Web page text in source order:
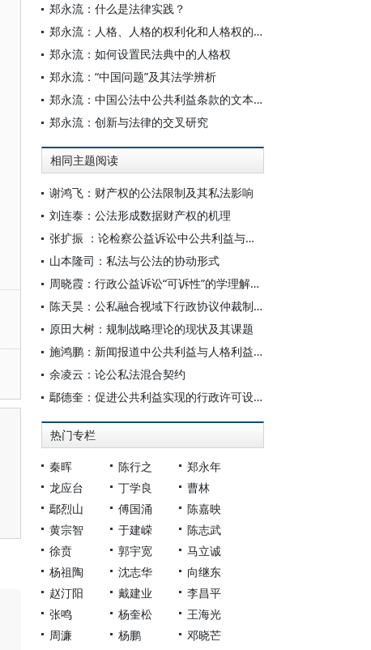
郑永流：什么是法律实践？
郑永流：人格、人格的权利化和人格权的制定法设置
郑永流：如何设置民法典中的人格权
郑永流：“中国问题”及其法学辨析
郑永流：中国公法中公共利益条款的文本描述和解释
郑永流：创新与法律的交叉研究
相同主题阅读
谢鸿飞：财产权的公法限制及其私法影响
刘连泰：公法形成数据财产权的机理
张扩振 ：论检察公益诉讼中公共利益与公民权利的协同保护
山本隆司：私法与公法的协动形式
周晓霞：行政公益诉讼“可诉性”的学理解读和实践应用
陈天昊：公私融合视域下行政协议仲裁制度的构建
原田大树：规制战略理论的现状及其课题
施鸿鹏：新闻报道中公共利益与人格利益保护的衡量
余凌云：论公私法混合契约
鄢德奎：促进公共利益实现的行政许可设定及其限制——以自家树木砍伐许可为例
热门专栏
秦晖 陈行之
郑永年
龙应台
丁学良
曹林
鄢烈山
傅国涌
陈嘉映
黄宗智
于建嵘
陈志武
徐贲
郭宇宽
马立诚
杨祖陶
沈志华
向继东
赵汀阳
戴建业
李昌平
张鸣
杨奎松
王海光
周濂
杨鹏
邓晓芒